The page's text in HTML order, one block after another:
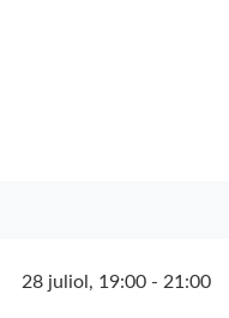
28 juliol, 19:00- 21:00